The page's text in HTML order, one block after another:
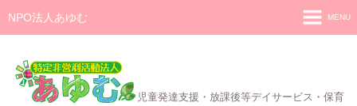
NPO法人あゆむ
児童発達支援・放課後等デイサービス・保育
MENU
施設紹介